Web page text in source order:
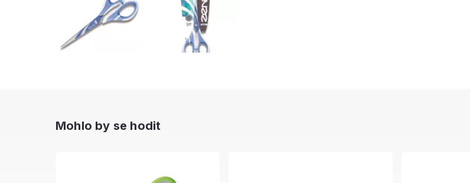
Mohlo by se hodit